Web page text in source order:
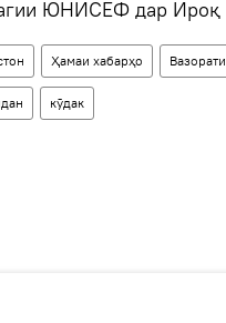
ЮНИСЕФ дар Ироқ
Ҳамаи хабарҳо
кӯдак